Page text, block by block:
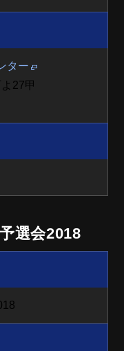
ター
27甲
選会2018